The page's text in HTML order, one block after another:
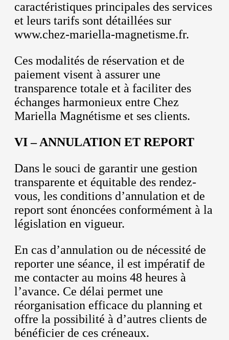
caractéristiques principales des services
et leurs tarifs sont détaillées sur
www.chez-mariella-magnetisme.fr.
Ces modalités de réservation et de
paiement visent à assurer une
transparence totale et à faciliter des
échanges harmonieux entre Chez
Mariella Magnétisme et ses clients.
VI – ANNULATION ET REPORT
Dans le souci de garantir une gestion
transparente et équitable des rendez-
vous, les conditions d’annulation et de
report sont énoncées conformément à la
législation en vigueur.
En cas d’annulation ou de nécessité de
reporter une séance, il est impératif de
me contacter au moins 48 heures à
l’avance. Ce délai permet une
réorganisation efficace du planning et
offre la possibilité à d’autres clients de
bénéficier de ces créneaux.